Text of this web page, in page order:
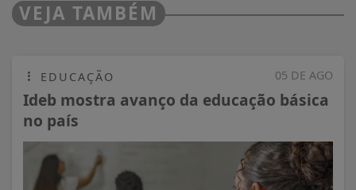
VEJA TAMBÉM
05 DE AGO
EDUCAÇÃO
Ideb mostra avanço da educação básica
no país